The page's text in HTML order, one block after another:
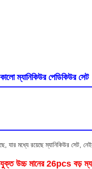
ম্যানিকিউর পেডিকিউর সেট
যার মধ্যে রয়েছে ম্যানিকিউর সেট,
উচ্চ মানের 26pcs বড়